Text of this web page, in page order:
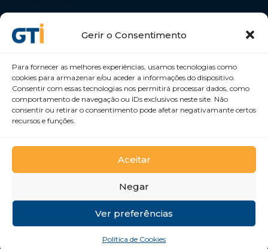
Gerir o Consentimento
Para fornecer as melhores experiências, usamos tecnologias como
cookies para armazenar e/ou aceder a informações do dispositivo.
Consentir com essas tecnologias nos permitirá processar dados, como
comportamento de navegação ou IDs exclusivos neste site. Não
consentir ou retirar o consentimento pode afetar negativamante certos
recursos e funções.
Aceitar
Negar
Ver preferências
Política de Cookies
Desenvolvemos Pessoas e Organizações
GTI Portugal – Formação Profissional, S.A.